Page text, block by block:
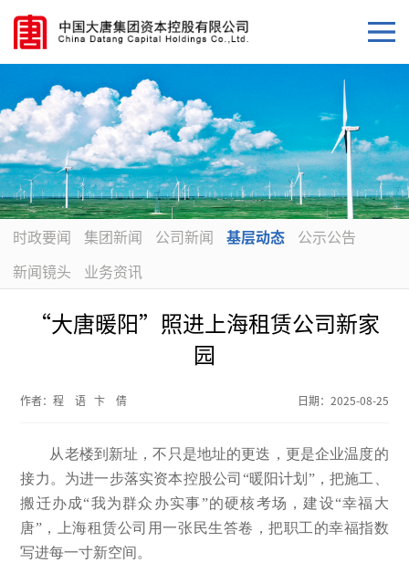
时政要闻 集团新闻 公司新闻 基层动态
公示公告
新闻镜头
业务资讯
“大唐暖阳”照进上海租赁公司新家
园
作者：程 语 卞 倩 日期： 2025-08-25
从老楼到新址，不只是地址的更迭，更是企业温度的
接力。为进一步落实资本控股公司“暖阳计划”，把施工、
搬迁办成“我为群众办实事”的硬核考场，建设“幸福大
唐”，上海租赁公司用一张民生答卷，把职工的幸福指数
写进每一寸新空间。